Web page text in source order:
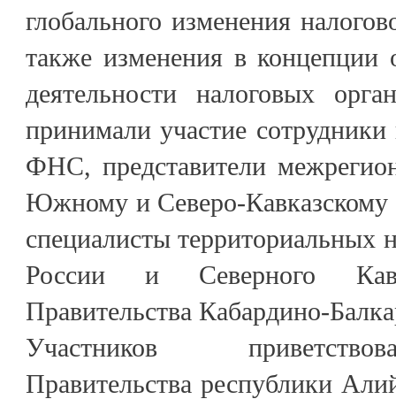
глобального изменения
также изменения в концепции
деятельности налоговых
принимали участие сотрудники
ФНС, представители
Южному и
специалисты территориальных
России и Северного
Правительства Кабардино-
Участников
Правительства республики